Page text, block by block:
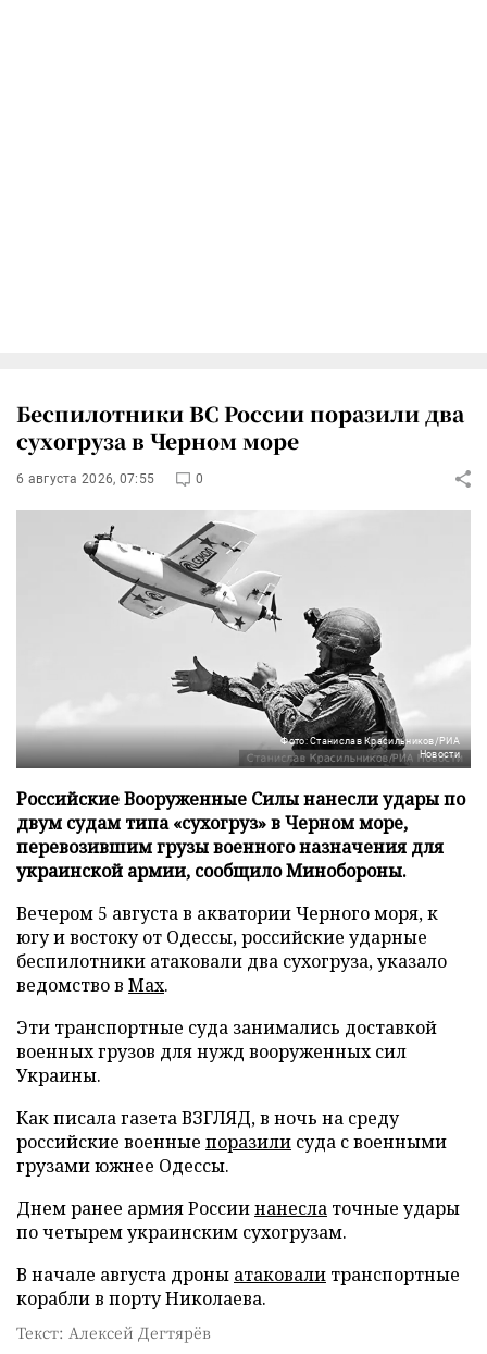
Беспилотники ВС России поразили два
сухогруза в Черном море
6 августа 2026, 07:55 0
Фото: Станислав Красильников/РИА
Новости
Российские Вооруженные Силы нанесли удары по
двум судам типа «сухогруз» в Черном море,
перевозившим грузы военного назначения для
украинской армии, сообщило Минобороны.
Вечером 5 августа в акватории Черного моря, к
югу и востоку от Одессы, российские ударные
беспилотники атаковали два сухогруза, указало
ведомство в Max.
Эти транспортные суда занимались доставкой
военных грузов для нужд вооруженных сил
Украины.
Как писала газета ВЗГЛЯД, в ночь на среду
российские военные поразили суда с военными
грузами южнее Одессы.
Днем ранее армия Россиинанесла точные удары
по четырем украинским сухогрузам.
В начале августа дроны атаковали транспортные
корабли в порту Николаева.
Текст: Алексей Дегтярёв